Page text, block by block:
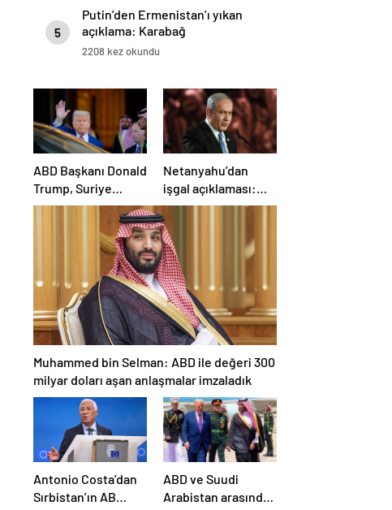
5
Putin’den Ermenistan’ı yıkan
açıklama: Karabağ
Azerbaycan’ın ayrılmaz bir
2208 kez okundu
ABD Başkanı Donald
Trump, Suriye
Cumhurbaşkanı
Şara ile görüşecek
Netanyahu’dan
işgal açıklaması:
İsrail ordusu, tüm
gücüyle Gazze’ye
girecek
Muhammed bin Selman: ABD ile değeri 300
milyar doları aşan anlaşmalar imzaladık
Antonio Costa’dan
Sırbistan’ın AB
ABD ve Suudi
Arabistan arasında